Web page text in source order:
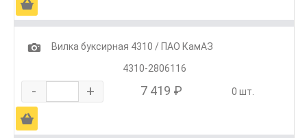
Ä
1
Вилка буксирная 4310 / ПАО КамАЗ
4310-2806116
- + 7 419 ₽ 0 шт.
Ä